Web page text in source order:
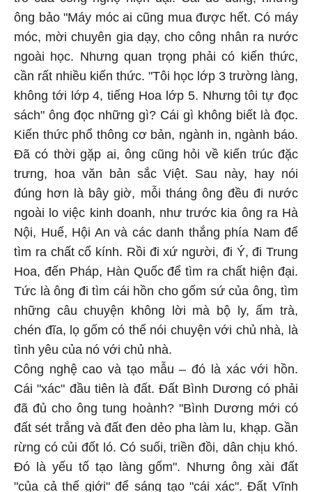
ông bảo "Máy móc ai cũng mua được hết. Có máy
móc, mời chuyên gia dạy, cho công nhân ra nước
ngoài học. Nhưng quan trọng phải có kiến thức,
cần rất nhiều kiến thức. "Tôi học lớp 3 trường làng,
không tới lớp 4, tiếng Hoa lớp 5. Nhưng tôi tự đọc
sách" ông đọc những gì? Cái gì không biết là đọc.
Kiến thức phổ thông cơ bản, ngành in, ngành báo.
Đã có thời gặp ai, ông cũng hỏi về kiến trúc đặc
trưng, hoa văn bản sắc Việt. Sau này, hay nói
đúng hơn là bây giờ, mỗi tháng ông đều đi nước
ngoài lo việc kinh doanh, như trước kia ông ra Hà
Nội, Huế, Hội An và các danh thắng phía Nam để
tìm ra chất cổ kính. Rồi đi xứ người, đi Ý, đi Trung
Hoa, đến Pháp, Hàn Quốc để tìm ra chất hiện đại.
Tức là ông đi tìm cái hồn cho gốm sứ của ông, tìm
những câu chuyện không lời mà bộ ly, ấm trà,
chén đĩa, lọ gốm có thể nói chuyện với chủ nhà, là
tình yêu của nó với chủ nhà.
Công nghệ cao và tạo mẫu – đó là xác với hồn.
Cái "xác" đầu tiên là đất. Đất Bình Dương có phải
đã đủ cho ông tung hoành? "Bình Dương mới có
đất sét trắng và đất đen dẻo pha làm lu, khạp. Gần
rừng có củi đốt ló. Có suối, triền đồi, dân chịu khó.
Đó là yếu tố tạo làng gốm". Nhưng ông xài đất
"của cả thế giới" để sáng tạo "cái xác". Đất Vĩnh